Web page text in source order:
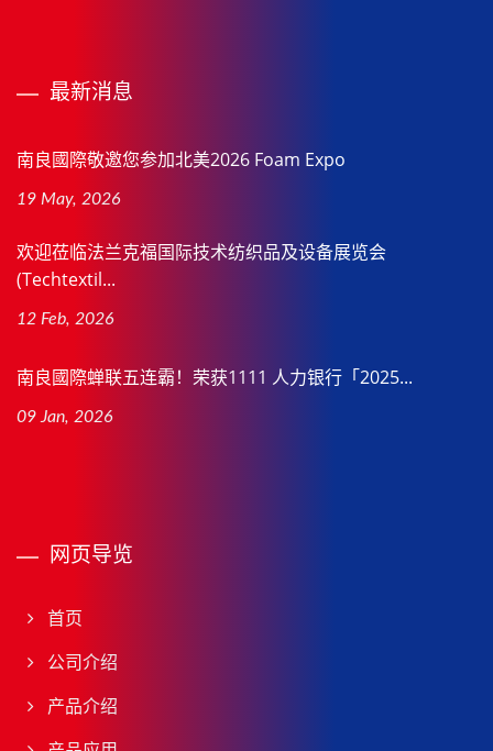
最新消息
南良國際敬邀您参加北美2026 Foam Expo
19 May, 2026
欢迎莅临法兰克福国际技术纺织品及设备展览会
(Techtextil...
12 Feb, 2026
南良國際蝉联五连霸！荣获1111 人力银行「2025...
09 Jan, 2026
网页导览
首页
公司介绍
产品介绍